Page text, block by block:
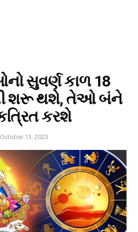
સુવર્ણ કાળ 18
શરૂ થશે, તેઓ બંને
કરશે
October 13, 2023